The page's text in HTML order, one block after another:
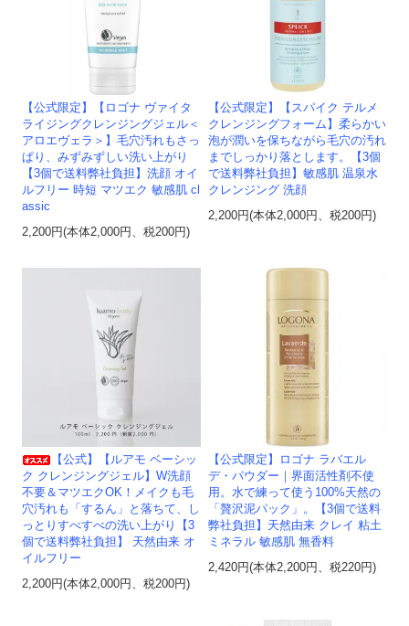
【公式限定】【ロゴナ ヴァイタ
ライジングクレンジングジェル＜
アロエヴェラ＞】毛穴汚れもさっ
ぱり、みずみずしい洗い上がり
【3個で送料弊社負担】洗顔 オイ
ルフリー 時短 マツエク 敏感肌 cl
assic
2,200円(本体2,000円、税200円)
【公式限定】【スパイク テルメ
クレンジングフォーム】柔らかい
泡が潤いを保ちながら毛穴の汚れ
までしっかり落とします。【3個
で送料弊社負担】敏感肌 温泉水
クレンジング 洗顔
2,200円(本体2,000円、税200円)
【公式】【ルアモ ベーシッ
ク クレンジングジェル】W洗顔
不要＆マツエクOK！メイクも毛
穴汚れも「するん」と落ちて、し
っとりすべすべの洗い上がり【3
個で送料弊社負担】 天然由来 オ
イルフリー
2,200円(本体2,000円、税200円)
【公式限定】ロゴナ ラバエル
デ・パウダー｜界面活性剤不使
用。水で練って使う100%天然の
「贅沢泥パック」。【3個で送料
弊社負担】天然由来 クレイ 粘土
ミネラル 敏感肌 無香料
2,420円(本体2,200円、税220円)